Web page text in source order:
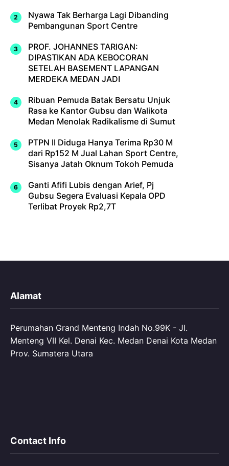
Nyawa Tak Berharga Lagi Dibanding
Pembangunan Sport Centre
PROF. JOHANNES TARIGAN:
DIPASTIKAN ADA KEBOCORAN
SETELAH BASEMENT LAPANGAN
MERDEKA MEDAN JADI
Ribuan Pemuda Batak Bersatu Unjuk
Rasa ke Kantor Gubsu dan Walikota
Medan Menolak Radikalisme di Sumut
PTPN II Diduga Hanya Terima Rp30 M
dari Rp152 M Jual Lahan Sport Centre,
Sisanya Jatah Oknum Tokoh Pemuda
Ganti Afifi Lubis dengan Arief, Pj
Gubsu Segera Evaluasi Kepala OPD
Terlibat Proyek Rp2,7T
Alamat
Perumahan Grand Menteng Indah No.99K - Jl.
Menteng VII Kel. Denai Kec. Medan Denai Kota Medan
Prov. Sumatera Utara
Contact Info